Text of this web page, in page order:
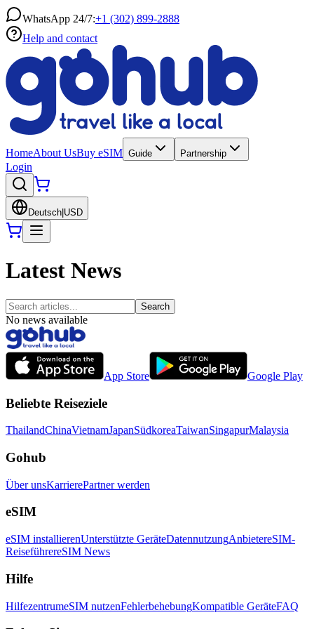
WhatsApp 24/7:+1 (302) 899-2888
Help and contact
HomeAbout UsBuy eSIM Guide Partnership
Login
Deutsch USD
Latest News
Search
No news available
App Store Google Play
Beliebte Reiseziele
ThailandChinaVietnamJapanSüdkoreaTaiwanSingapurMalaysia
Gohub
Über unsKarrierePartner werden
eSIM
eSIM installierenUnterstützte GeräteDatennutzungAnbietereSIM-
ReiseführereSIM News
Hilfe
HilfezentrumeSIM nutzenFehlerbehebungKompatible GeräteFAQ